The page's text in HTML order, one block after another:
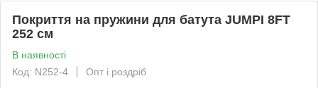
Покриття на пружини для батута JUMPI 8FT
252 см
В наявності
Код: N252-4
Опт і роздріб